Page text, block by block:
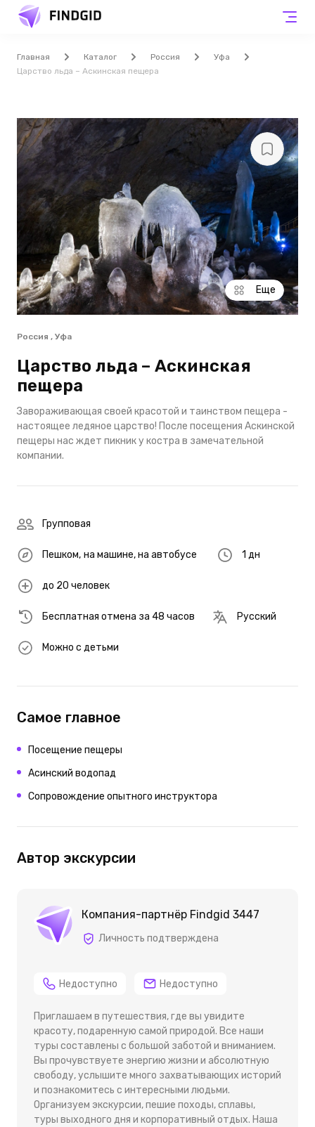
Главная Каталог Россия
Уфа
Царство льда – Аскинская пещера
Еще
Россия , Уфа
Царство льда – Аскинская
пещера
Завораживающая своей красотой и таинством пещера -
настоящее ледяное царство! После посещения Аскинской
пещеры нас ждет пикник у костра в замечательной
компании.
Групповая
Пешком, на машине, на автобусе 1 дн
до 20 человек
Бесплатная отмена за 48 часов Русский
Можно с детьми
Самое главное
Посещение пещеры
Асинский водопад
Сопровождение опытного инструктора
Автор экскурсии
Компания-партнёр Findgid 3447
Личность подтверждена
Недоступно Недоступно
Приглашаем в путешествия, где вы увидите
красоту, подаренную самой природой. Все наши
туры составлены с большой заботой и вниманием.
Вы прочувствуете энергию жизни и абсолютную
свободу, услышите много захватывающих историй
и познакомитесь с интересными людьми.
Организуем экскурсии, пешие походы, сплавы,
туры выходного дня и корпоративный отдых. Наша